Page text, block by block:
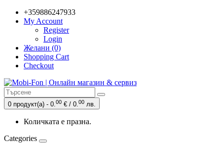
+359886247933
My Account
Register
Login
Желани (0)
Shopping Cart
Checkout
0 продукт(а) - 0.00 € / 0.00 лв.
Количката е празна.
Categories